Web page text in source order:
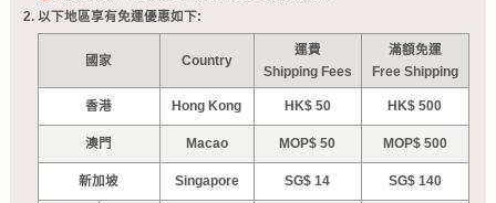
以下地區享有免運優惠如下:
國家 Country
運費
Shipping Fees
滿額免運
Free Shipping
香港 Hong Kong HK$ 50 HK$ 500
澳門 Macao MOP$ 50 MOP$ 500
新加坡 Singapore SG$ 14 SG$ 140